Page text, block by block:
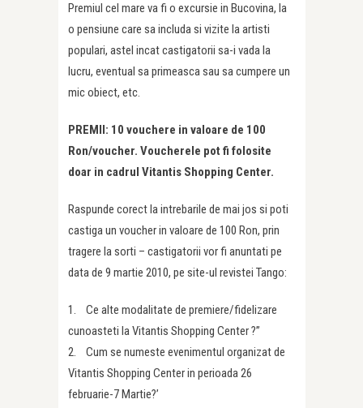
Premiul cel mare va fi o excursie in Bucovina, la
o pensiune care sa includa si vizite la artisti
populari, astel incat castigatorii sa-i vada la
lucru, eventual sa primeasca sau sa cumpere un
mic obiect, etc.
PREMII: 10 vouchere in valoare de 100
Ron/voucher. Voucherele pot fi folosite
doar in cadrul Vitantis Shopping Center.
Raspunde corect la intrebarile de mai jos si poti
castiga un voucher in valoare de 100 Ron, prin
tragere la sorti – castigatorii vor fi anuntati pe
data de 9 martie 2010, pe site-ul revistei Tango:
1. Ce alte modalitate de premiere/fidelizare
cunoasteti la Vitantis Shopping Center ?”
2. Cum se numeste evenimentul organizat de
Vitantis Shopping Center in perioada 26
februarie-7 Martie?’